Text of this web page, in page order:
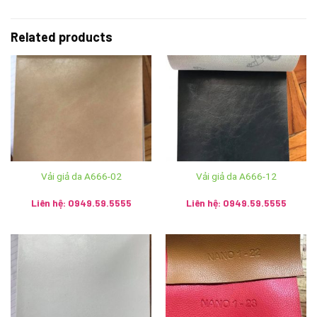
Mọi chi tiết xin liên hệ:
Mobile: 036 426 8888 / 0949 59 5555 / 085 753 5555
Email : ales.anhvaigiada@gmail.com
Related products
Vải giả da A666-02
Liên hệ: 0949.59.5555
Vải giả da A666-12
Liên hệ: 0949.59.5555